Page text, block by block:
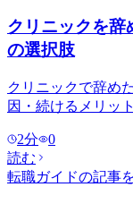
クリニックを辞
の選択肢
クリニックで辞め
因・続けるメリッ
2分
0
読む
転職ガイドの記事